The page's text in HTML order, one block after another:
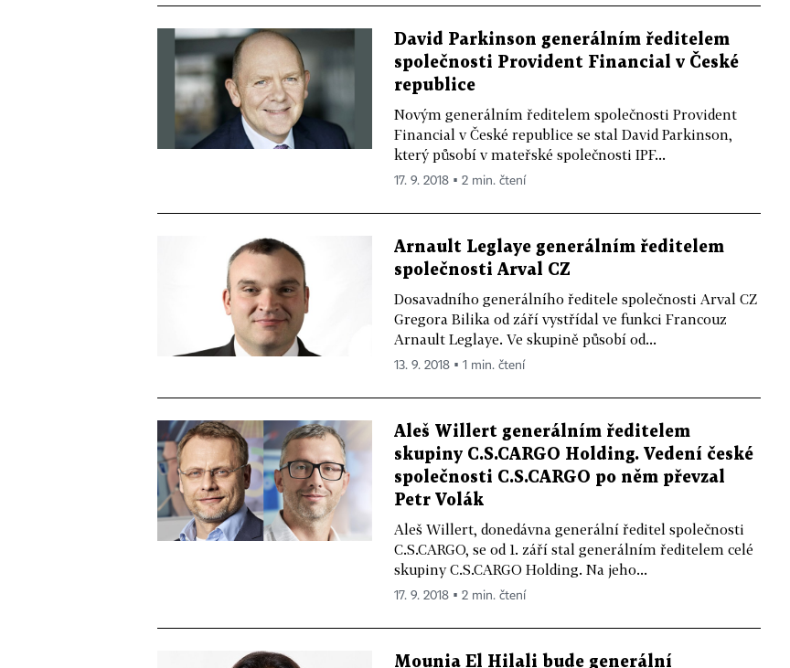
David Parkinson generálním ředitelem
společnosti Provident Financial v České
republice
Novým generálním ředitelem společnosti Provident
Financial v České republice se stal David Parkinson,
který působí v mateřské společnosti IPF...
17. 9. 2018 ▪ 2 min. čtení
Arnault Leglaye generálním ředitelem
společnosti Arval CZ
Dosavadního generálního ředitele společnosti Arval CZ
Gregora Bilika od září vystřídal ve funkci Francouz
Arnault Leglaye. Ve skupině působí od...
13. 9. 2018 ▪ 1 min. čtení
Aleš Willert generálním ředitelem
skupiny C.S.CARGO Holding. Vedení české
společnosti C.S.CARGO po něm převzal
Petr Volák
Aleš Willert, donedávna generální ředitel společnosti
C.S.CARGO, se od 1. září stal generálním ředitelem celé
skupiny C.S.CARGO Holding. Na jeho...
17. 9. 2018 ▪ 2 min. čtení
Mounia El Hilali bude generální